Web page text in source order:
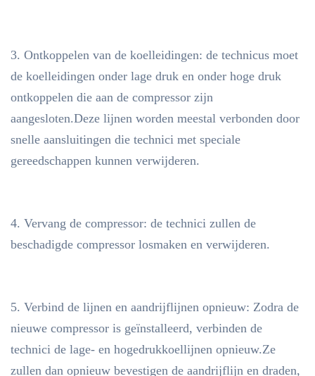
3. Ontkoppelen van de koelleidingen: de technicus moet
de koelleidingen onder lage druk en onder hoge druk
ontkoppelen die aan de compressor zijn
aangesloten.Deze lijnen worden meestal verbonden door
snelle aansluitingen die technici met speciale
gereedschappen kunnen verwijderen.
4. Vervang de compressor: de technici zullen de
beschadigde compressor losmaken en verwijderen.
5. Verbind de lijnen en aandrijflijnen opnieuw: Zodra de
nieuwe compressor is geïnstalleerd, verbinden de
technici de lage- en hogedrukkoellijnen opnieuw.Ze
zullen dan opnieuw bevestigen de aandrijflijn en draden,